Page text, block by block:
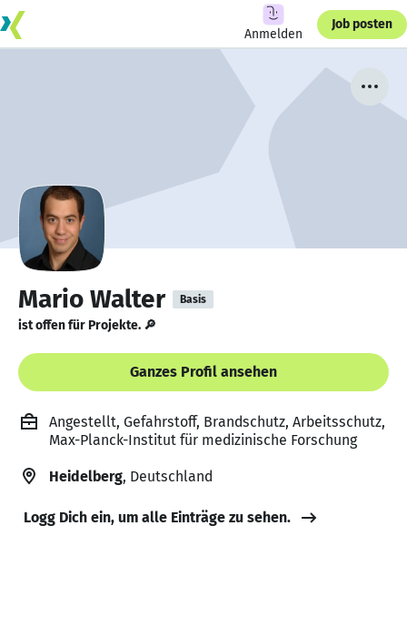
Anmelden
Job posten
Mario Walter Basis
ist offen für Projekte. 🔎
Ganzes Profil ansehen
Angestellt, Gefahrstoff, Brandschutz, Arbeitsschutz,
Max-Planck-Institut für medizinische Forschung
Heidelberg, Deutschland
Logg Dich ein, um alle Einträge zu sehen.